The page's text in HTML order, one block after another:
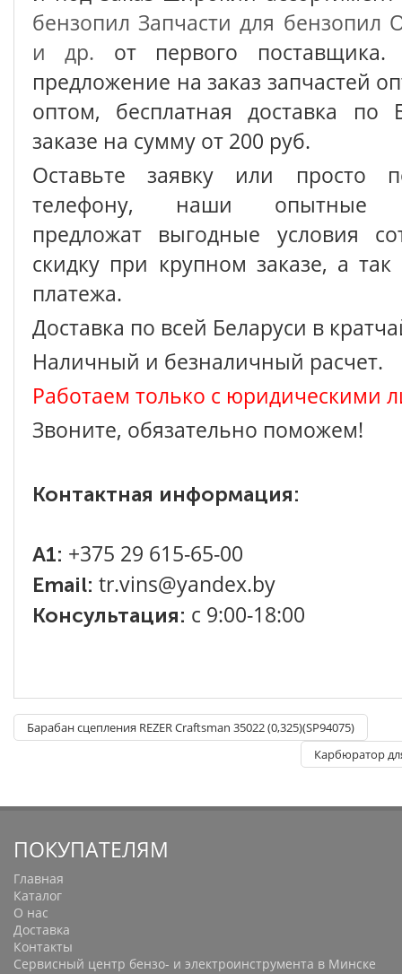
бензопил Запчасти для бензопил
и др. от первого поставщика.
предложение на заказ запчастей
оптом, бесплатная доставка по
заказе на сумму от 200 руб.
Оставьте заявку или просто
телефону, наши опытные
предложат выгодные условия
скидку при крупном заказе, а так
платежа.
Доставка по всей Беларуси в
Наличный и безналичный расчет.
Работаем только с юридическими
Звоните, обязательно поможем!
Контактная информация:
A1: +375 29 615-65-00
Email: tr.vins@yandex.by
Консультация: с 9:00-18:00
Барабан сцепления REZER Craftsman 35022 (0,325)(SP94075)
Карбюратор
ПОКУПАТЕЛЯМ
Главная
Каталог
О нас
Доставка
Контакты
Сервисный центр бензо- и электроинструмента в Минске